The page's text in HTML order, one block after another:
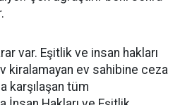
var. Eşitlik ve insan hakları
kiralamayan ev sahibine ceza
karşılaşan tüm